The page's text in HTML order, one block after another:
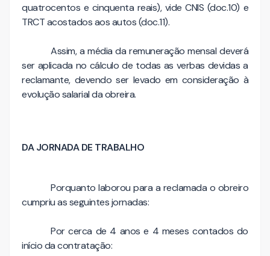
quatrocentos e cinquenta reais), vide CNIS (doc.10) e
TRCT acostados aos autos (doc.11).
Assim, a média da remuneração mensal deverá
ser aplicada no cálculo de todas as verbas devidas a
reclamante, devendo ser levado em consideração à
evolução salarial da obreira.
DA JORNADA DE TRABALHO
Porquanto laborou para a reclamada o obreiro
cumpriu as seguintes jornadas:
Por cerca de 4 anos e 4 meses contados do
início da contratação: